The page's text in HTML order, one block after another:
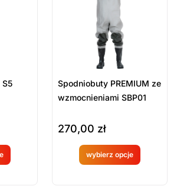
Spodniobuty PREMIUM ze
wzmocnieniami SBP01
270,00 zł
wybierz opcje
Produkt